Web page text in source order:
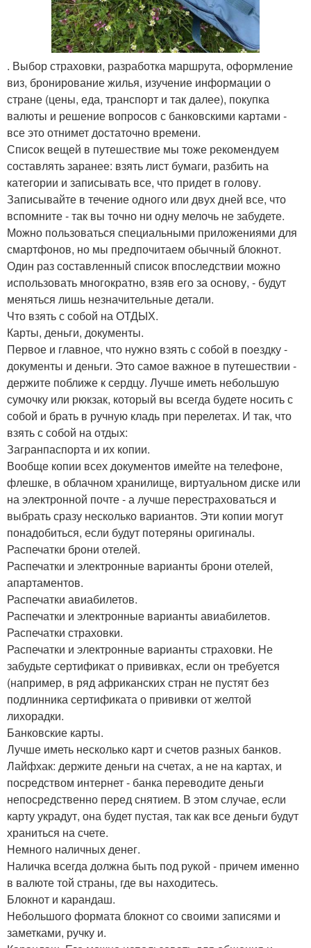
. Выбор страховки, разработка маршрута, оформление
виз, бронирование жилья, изучение информации о
стране (цены, еда, транспорт и так далее), покупка
валюты и решение вопросов с банковскими картами -
все это отнимет достаточно времени.
Список вещей в путешествие мы тоже рекомендуем
составлять заранее: взять лист бумаги, разбить на
категории и записывать все, что придет в голову.
Записывайте в течение одного или двух дней все, что
вспомните - так вы точно ни одну мелочь не забудете.
Можно пользоваться специальными приложениями для
смартфонов, но мы предпочитаем обычный блокнот.
Один раз составленный список впоследствии можно
использовать многократно, взяв его за основу, - будут
меняться лишь незначительные детали.
Что взять с собой на ОТДЫХ.
Карты, деньги, документы.
Первое и главное, что нужно взять с собой в поездку -
документы и деньги. Это самое важное в путешествии -
держите поближе к сердцу. Лучше иметь небольшую
сумочку или рюкзак, который вы всегда будете носить с
собой и брать в ручную кладь при перелетах. И так, что
взять с собой на отдых:
Загранпаспорта и их копии.
Вообще копии всех документов имейте на телефоне,
флешке, в облачном хранилище, виртуальном диске или
на электронной почте - а лучше перестраховаться и
выбрать сразу несколько вариантов. Эти копии могут
понадобиться, если будут потеряны оригиналы.
Распечатки брони отелей.
Распечатки и электронные варианты брони отелей,
апартаментов.
Распечатки авиабилетов.
Распечатки и электронные варианты авиабилетов.
Распечатки страховки.
Распечатки и электронные варианты страховки. Не
забудьте сертификат о прививках, если он требуется
(например, в ряд африканских стран не пустят без
подлинника сертификата о прививки от желтой
лихорадки.
Банковские карты.
Лучше иметь несколько карт и счетов разных банков.
Лайфхак: держите деньги на счетах, а не на картах, и
посредством интернет - банка переводите деньги
непосредственно перед снятием. В этом случае, если
карту украдут, она будет пустая, так как все деньги будут
храниться на счете.
Немного наличных денег.
Наличка всегда должна быть под рукой - причем именно
в валюте той страны, где вы находитесь.
Блокнот и карандаш.
Небольшого формата блокнот со своими записями и
заметками, ручку и.